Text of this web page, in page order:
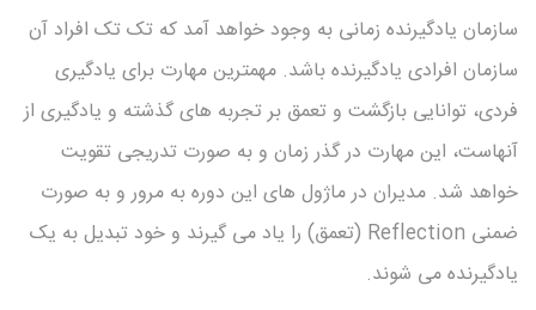
سازمان یادگیرنده زمانی به وجود خواهد آمد که تک تک افراد آن
سازمان افرادی یادگیرنده باشد. مهمترین مهارت برای یادگیری
فردی، توانایی بازگشت و تعمق بر تجربه های گذشته و یادگیری از
آنهاست، این مهارت در گذر زمان و به صورت تدریجی تقویت
خواهد شد. مدیران در ماژول های این دوره به مرور و به صورت
ضمنی Reflection (تعمق) را یاد می گیرند و خود تبدیل به یک
یادگیرنده می شوند.